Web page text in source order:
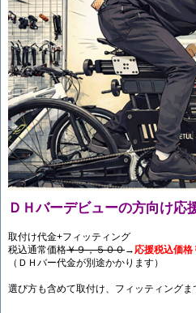
ＤＨバーデビューの方向け応
取付け代金+フィッティング
税込通常価格￥９，５００→ 応援税込価格
（ＤＨバー代金が別途かかります）
選び方も含めて取付け、フィッティングま